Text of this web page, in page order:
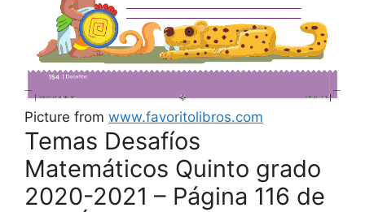
Picture from www.favoritolibros.com
Temas Desafíos
Matemáticos Quinto grado
2020-2021 – Página 116 de